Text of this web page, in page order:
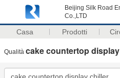
Beijing Silk Road
Co.,LTD
Casa Prodotti
Qualità cake countertop